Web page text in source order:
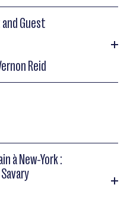
McBride / Nicholas
Parker »
Lonna, Rikard Gensollen
Lonna, Rikard Gensollen
Guest
Reid
Guest
à New-York :